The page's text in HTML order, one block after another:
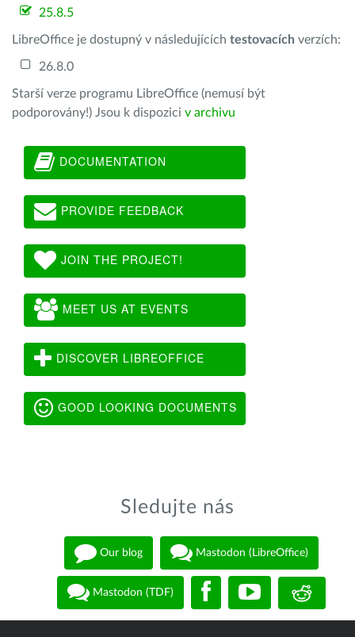
25.8.5
LibreOffice je dostupný v následujících testovacích verzích:
26.8.0
Starší verze programu LibreOffice (nemusí být
podporovány!) Jsou k dispozici v archivu
DOCUMENTATION
PROVIDE FEEDBACK
JOIN THE PROJECT!
MEET US AT EVENTS
DISCOVER LIBREOFFICE
GOOD LOOKING DOCUMENTS
Sledujte nás
Our blog Mastodon (LibreOffice)
Mastodon (TDF)